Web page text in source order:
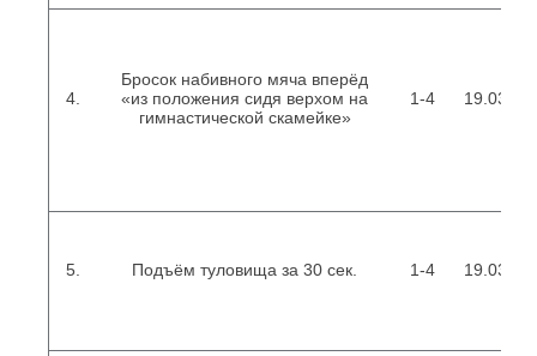
4.
Бросок набивного мяча вперёд
«из положения сидя верхом на
гимнастической скамейке»
1-4
5. Подъём туловища за 30 сек. 1-4